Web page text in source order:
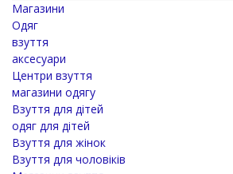
Магазини
Одяг
взуття
аксесуари
Центри взуття
магазини одягу
Взуття для дітей
одяг для дітей
Взуття для жінок
Взуття для чоловіків